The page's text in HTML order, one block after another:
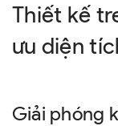
Thiết kế
ưu diện
Giải phóng